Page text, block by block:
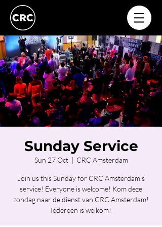
Sunday Service
Sun 27 Oct
  |
CRC Amsterdam
Join us this Sunday for CRC Amsterdam's
service! Everyone is welcome! Kom deze
zondag naar de dienst van CRC Amsterdam!
Iedereen is welkom!